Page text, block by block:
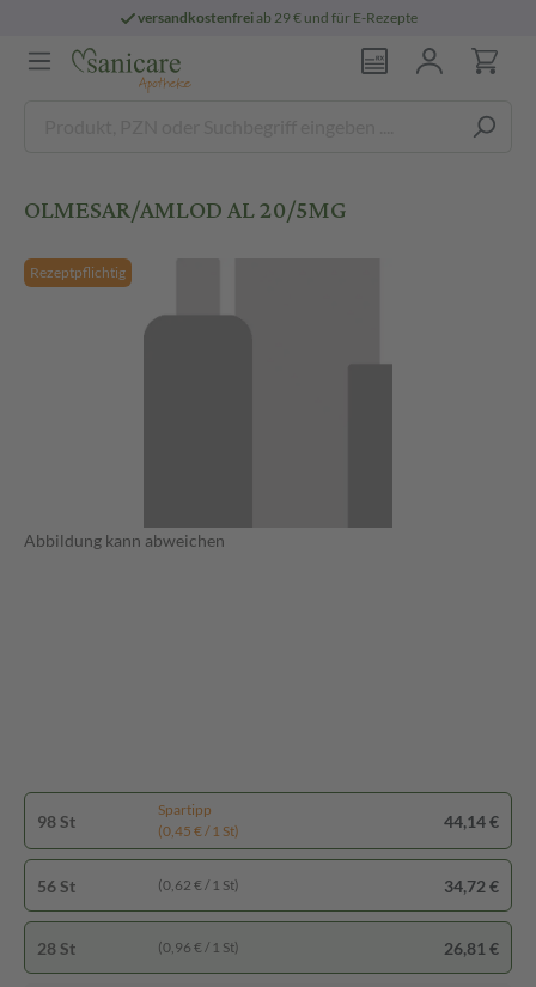
versandkostenfreiab 29 € und für E-Rezepte
OLMESAR/AMLOD AL 20/5MG
Rezeptpflichtig
Abbildung kann abweichen
98 St
Spartipp
(0,45 € / 1 St)
44,14 €
56 St (0,62 € / 1 St) 34,72 €
28 St (0,96 € / 1 St) 26,81 €